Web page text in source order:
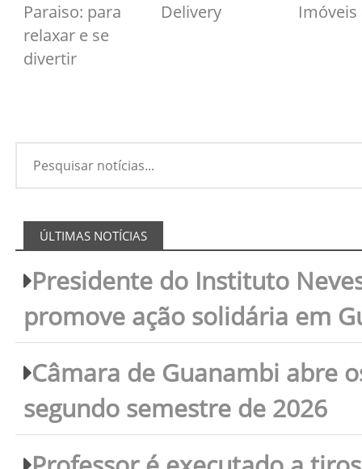
Paraiso: para
relaxar e se
divertir
Delivery
Imóveis
ÚLTIMAS NOTÍCIAS
Presidente do Instituto
promove ação solidária em
Câmara de Guanambi abre
segundo semestre de 2026